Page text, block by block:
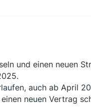
und einen neuen
auch ab April
neuen Vertrag